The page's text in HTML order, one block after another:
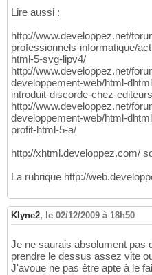
Lire aussi :
http://www.developpez.net/
professionnels-informatique/
html-5-svg-lipv4/
http://www.developpez.net/
developpement-web/html-
introduit-discorde-chez-
http://www.developpez.net/
developpement-web/html-
profit-html-5-a/
http://xhtml.developpez.com/
La rubrique http://
Klyne2, le 02/12/2009 à 18h50
Je ne saurais absolument pas
prendre le dessus assez vite
J'avoue ne pas être apte à le